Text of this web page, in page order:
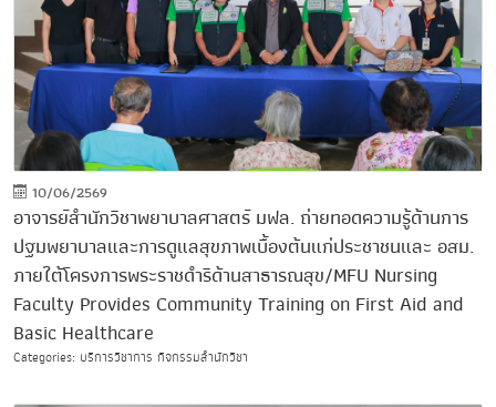
10/06/2569
อาจารย์สำนักวิชาพยาบาลศาสตร์ มฟล. ถ่ายทอดความรู้ด้านการ
ปฐมพยาบาลและการดูแลสุขภาพเบื้องต้นแก่ประชาชนและ อสม.
ภายใต้โครงการพระราชดำริด้านสาธารณสุข/MFU Nursing
Faculty Provides Community Training on First Aid and
Basic Healthcare
Categories: บริการวิชาการ กิจกรรมสำนักวิชา